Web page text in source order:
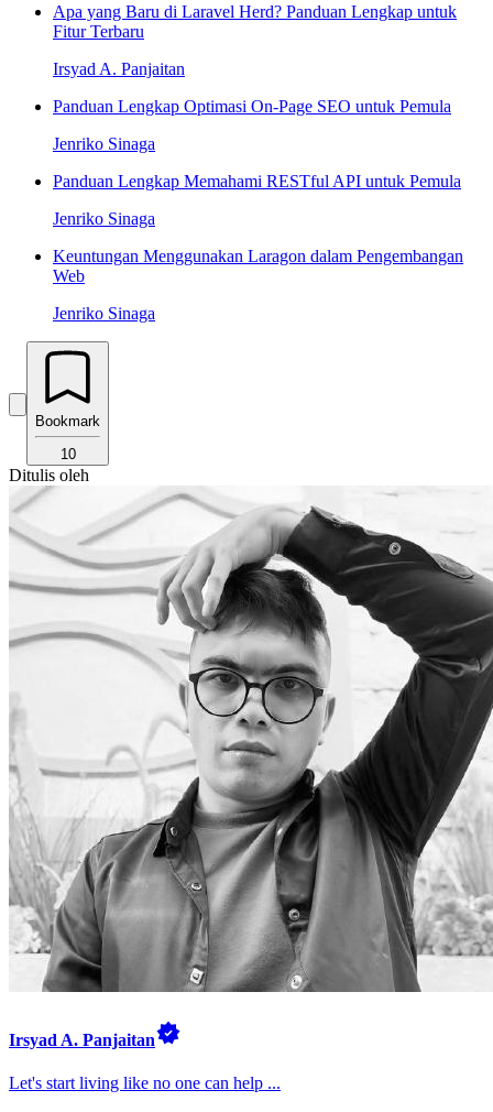
Apa yang Baru di Laravel Herd? Panduan Lengkap untuk
Fitur Terbaru
Irsyad A. Panjaitan
Panduan Lengkap Optimasi On-Page SEO untuk Pemula
Jenriko Sinaga
Panduan Lengkap Memahami RESTful API untuk Pemula
Jenriko Sinaga
Keuntungan Menggunakan Laragon dalam Pengembangan
Web
Jenriko Sinaga
Bookmark
10
Ditulis oleh
Irsyad A. Panjaitan
Let's start living like no one can help ...